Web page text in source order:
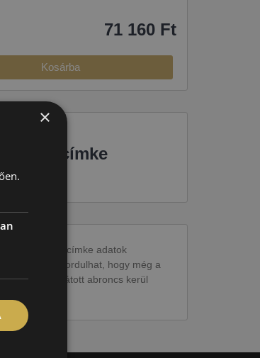
71 160 Ft
Kosárba
a feltüntetett címke adatok
jellegűek. Előfordulhat, hogy még a
s címkével ellátott abroncs kerül
×